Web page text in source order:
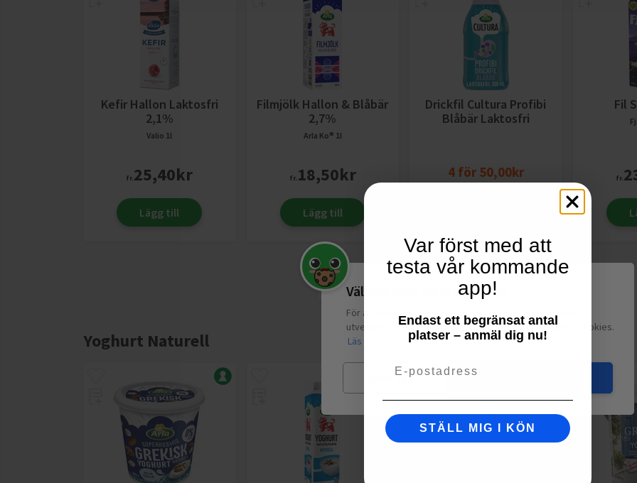
Kefir Hallon Laktosfri
2,1%
Valio 1l
fr.25,40kr
Lägg till
Filmjölk Hallon & Blåbär
2,7%
Arla Ko® 1l
fr. 18,50kr
Lägg till
Drickfil Cultura Profibi
Blåbär Laktosfri
4för 50,00kr
Fil
fr.
Filmjölk Med Smak
Yoghurt Naturell
Välkommen till Matspar.se
För att leverera en personlig upplevelse, mäta sajtens
utveckling och ha sociala medier-koppling använder vi cookies.
Läs mer
Mina val
Var först med att
testa vår kommande
app!
Endast ett begränsat antal
platser – anmäl dig nu!
STÄLL MIG I KÖN